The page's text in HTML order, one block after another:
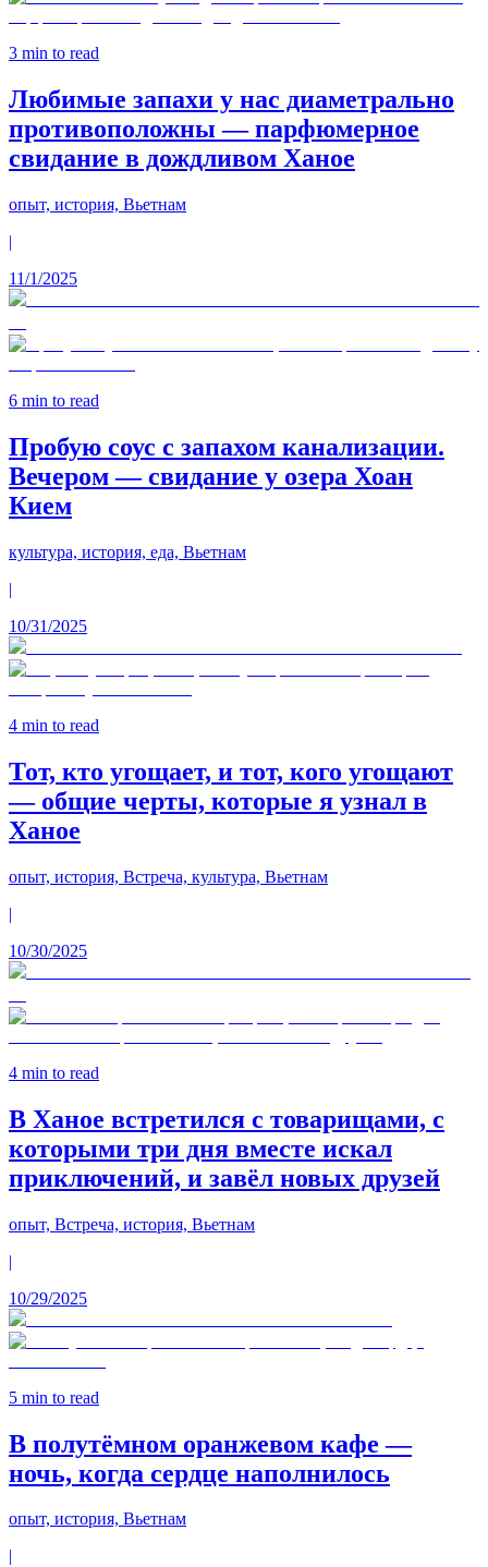
3 min to read
Любимые запахи у нас диаметрально
противоположны — парфюмерное
свидание в дождливом Ханое
опыт, история, Вьетнам
|
11/1/2025
6 min to read
Пробую соус с запахом канализации.
Вечером — свидание у озера Хоан
Кием
культура, история, еда, Вьетнам
|
10/31/2025
4 min to read
Тот, кто угощает, и тот, кого угощают
— общие черты, которые я узнал в
Ханое
опыт, история, Встреча, культура, Вьетнам
|
10/30/2025
4 min to read
В Ханое встретился с товарищами, с
которыми три дня вместе искал
приключений, и завёл новых друзей
опыт, Встреча, история, Вьетнам
|
10/29/2025
5 min to read
В полутёмном оранжевом кафе —
ночь, когда сердце наполнилось
опыт, история, Вьетнам
|